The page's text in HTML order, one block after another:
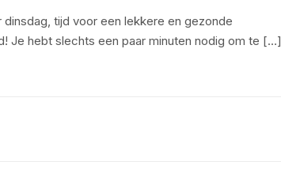
dinsdag, tijd voor een lekkere en gezonde
Je hebt slechts een paar minuten nodig om te […]